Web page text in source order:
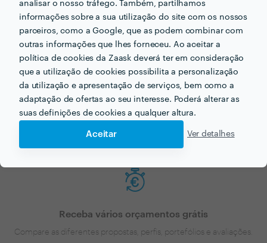
analisar o nosso tráfego. Também, partilhamos
informações sobre a sua utilização do site com os nossos
parceiros, como a Google, que as podem combinar com
outras informações que lhes forneceu. Ao aceitar a
política de cookies da Zaask deverá ter em consideração
que a utilização de cookies possibilita a personalização
da utilização e apresentação de serviços, bem como a
adaptação de ofertas ao seu interesse. Poderá alterar as
suas definições de cookies a qualquer altura.
Aceitar Ver detalhes
Faça o seu pedido sem compromisso
Preencha um breve questionário explicando-nos aquilo de que
necessita.
Receba vários orçamentos grátis
Compare as diferentes propostas, perfis, portefólios e avaliações.